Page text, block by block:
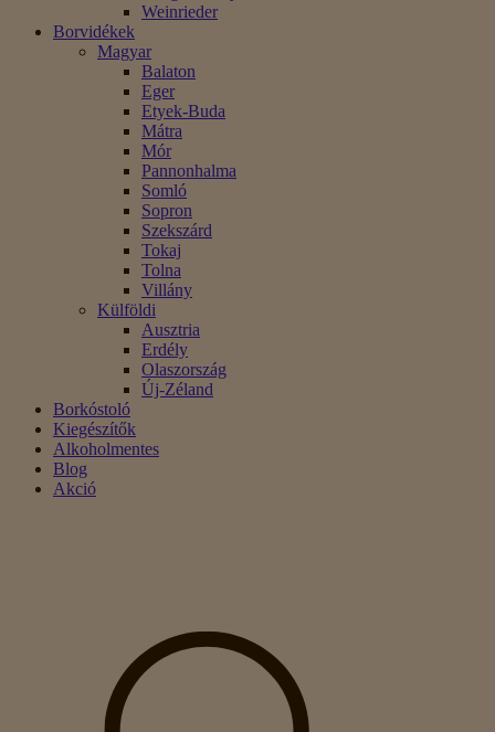
Weinrieder
Borvidékek
Magyar
Balaton
Eger
Etyek-Buda
Mátra
Mór
Pannonhalma
Somló
Sopron
Szekszárd
Tokaj
Tolna
Villány
Külföldi
Ausztria
Erdély
Olaszország
Új-Zéland
Borkóstoló
Kiegészítők
Alkoholmentes
Blog
Akció